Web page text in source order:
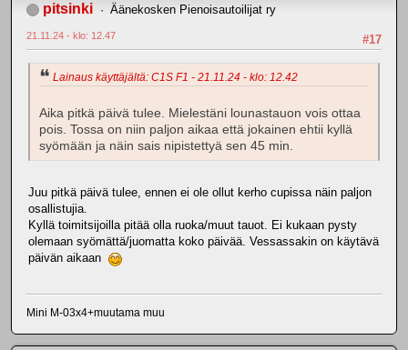
pitsinki Äänekosken Pienoisautoilijat ry
#17
21.11.24 - klo: 12.47
Lainaus käyttäjältä: C1S F1 - 21.11.24 - klo: 12.42
Aika pitkä päivä tulee. Mielestäni lounastauon vois ottaa
pois. Tossa on niin paljon aikaa että jokainen ehtii kyllä
syömään ja näin sais nipistettyä sen 45 min.
Juu pitkä päivä tulee, ennen ei ole ollut kerho cupissa näin paljon
osallistujia.
Kyllä toimitsijoilla pitää olla ruoka/muut tauot. Ei kukaan pysty
olemaan syömättä/juomatta koko päivää. Vessassakin on käytävä
päivän aikaan
Mini M-03x4+muutama muu